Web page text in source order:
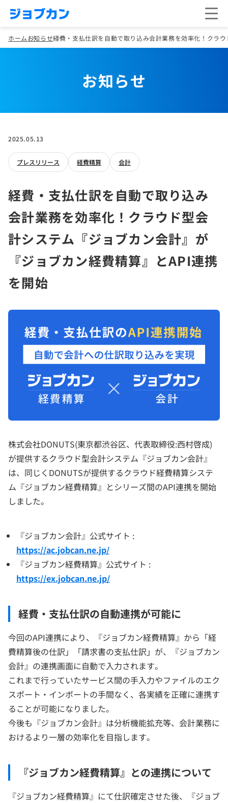
ホームお知らせ経費・支払仕訳を自動で取り込み会計業務を効率化！クラ
お知らせ
2025.05.13
プレスリリース 経費精算 会計
経費・支払仕訳を自動で取り込み
会計業務を効率化！クラウド型会
計システム『ジョブカン会計』が
『ジョブカン経費精算』とAPI連携
を開始
株式会社DONUTS(東京都渋谷区、代表取締役:西村啓成)
が提供するクラウド型会計システム『ジョブカン会計』
は、同じくDONUTSが提供するクラウド経費精算システ
ム『ジョブカン経費精算』とシリーズ間のAPI連携を開始
しました。
『ジョブカン会計』公式サイト :
https://ac.jobcan.ne.jp/
『ジョブカン経費精算』公式サイト :
https://ex.jobcan.ne.jp/
経費・支払仕訳の自動連携が可能に
今回のAPI連携により、『ジョブカン経費精算』から「経
費精算後の仕訳」「請求書の支払仕訳」が、『ジョブカン
会計』の連携画面に自動で入力されます。
これまで行っていたサービス間の手入力やファイルのエク
スポート・インポートの手間なく、各実績を正確に連携す
ることが可能になりました。
今後も『ジョブカン会計』は分析機能拡充等、会計業務に
おけるより一層の効率化を目指します。
『ジョブカン経費精算』との連携について
『ジョブカン経費精算』にて仕訳確定させた後、『ジョブ